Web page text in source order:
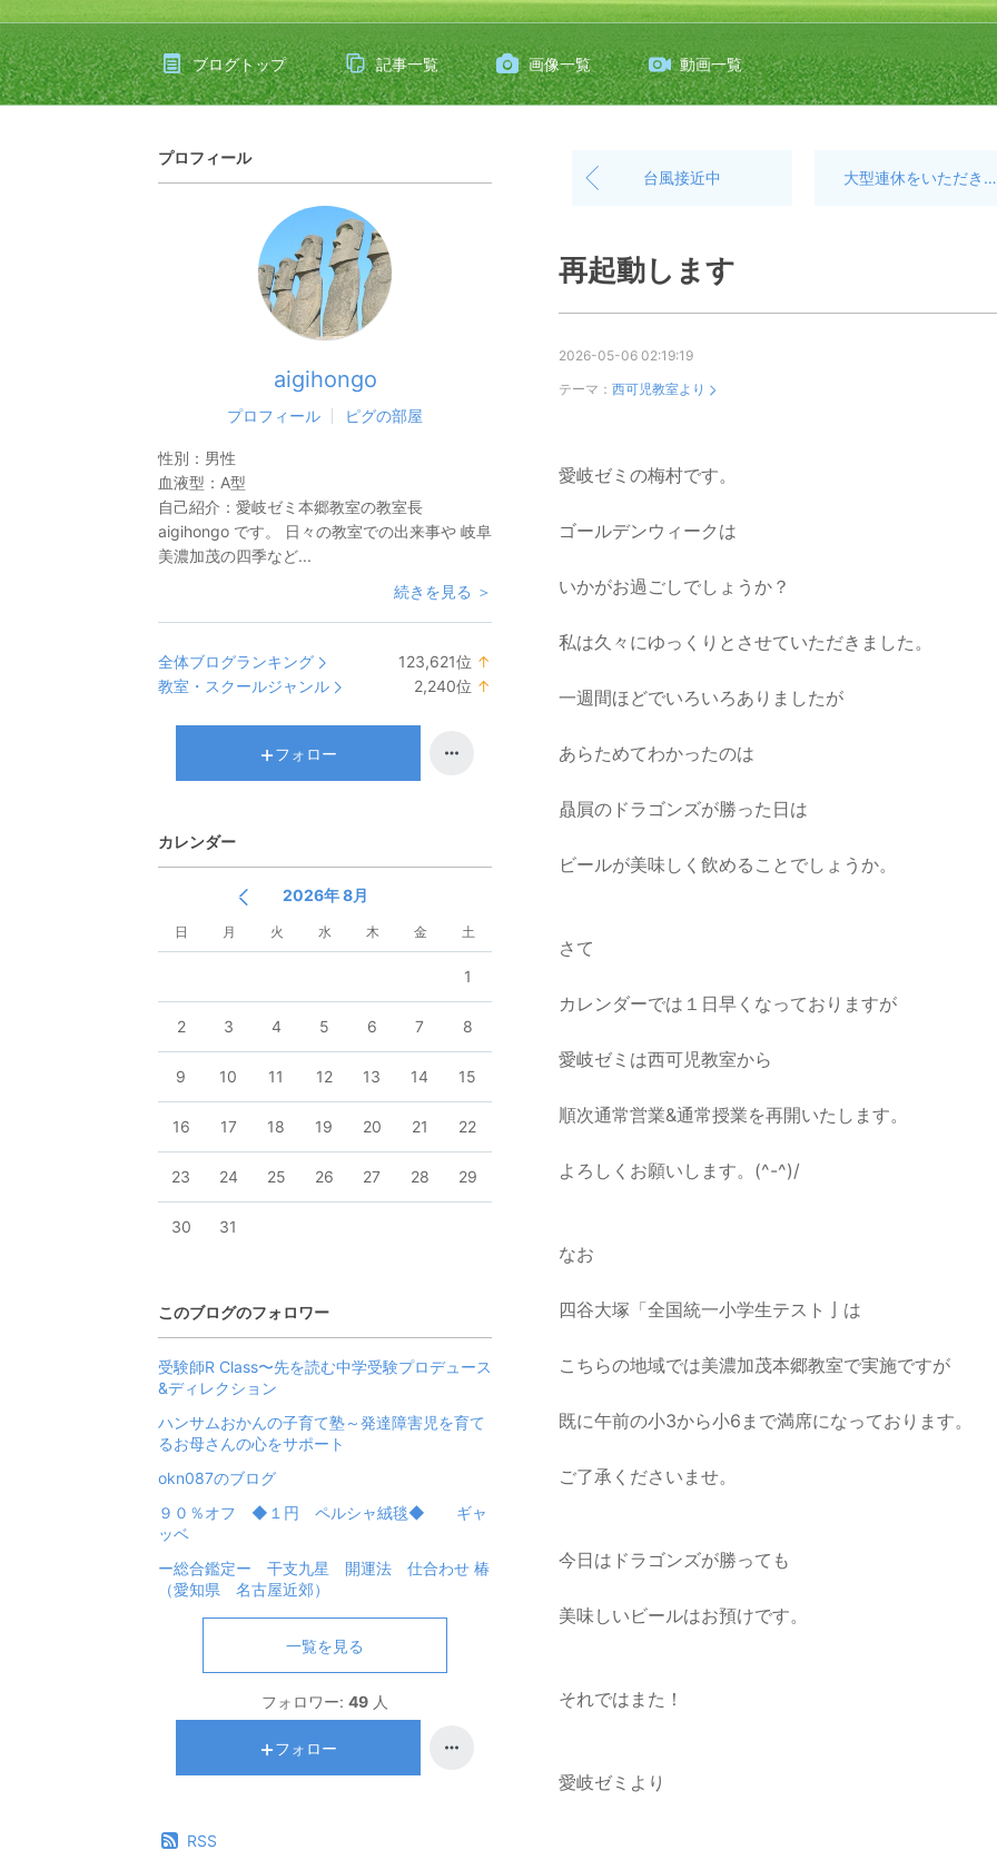
ブログトップ 記事一覧 画像一覧 動画一覧
台風接近中 大型連休をいただきます。
再起動します
2026-05-06 02:19:19
テーマ： 西可児教室より
愛岐ゼミの梅村です。
ゴールデンウィークは
いかがお過ごしでしょうか？
私は久々にゆっくりとさせていただきました。
一週間ほどでいろいろありましたが
あらためてわかったのは
贔屓のドラゴンズが勝った日は
ビールが美味しく飲めることでしょうか。
さて
カレンダーでは１日早くなっておりますが
愛岐ゼミは西可児教室から
順次通常営業&通常授業を再開いたします。
よろしくお願いします。(^-^)/
なお
四谷大塚「全国統一小学生テスト亅は
こちらの地域では美濃加茂本郷教室で実施ですが
既に午前の小3から小6まで満席になっております。
ご了承くださいませ。
今日はドラゴンズが勝っても
美味しいビールはお預けです。
それではまた！
愛岐ゼミより
プロフィール
aigihongo
プロフィール ピグの部屋
性別： 男性
血液型： A型
自己紹介： 愛岐ゼミ本郷教室の教室長
aigihongo です。 日々の教室での出来事や 岐阜
美濃加茂の四季など...
続きを見る ＞
全体ブログランキング 123,621位 ↑
教室・スクールジャンル 2,240位 ↑
フォロー
カレンダー
2026年 8月
日 月 火 水 木 金 土
1
2 3 4 5 6 7 8
9 10 11 12 13 14 15
16 17 18 19 20 21 22
23 24 25 26 27 28 29
30 31
このブログのフォロワー
受験師R Class〜先を読む中学受験プロデュース
&ディレクション
ハンサムおかんの子育て塾～発達障害児を育て
るお母さんの心をサポート
okn087のブログ
９０％オフ ◆１円 ペルシャ絨毯◆ ギャ
ッベ
ー総合鑑定ー 干支九星 開運法 仕合わせ 椿
（愛知県 名古屋近郊）
一覧を見る
フォロワー: 49 人
フォロー
RSS